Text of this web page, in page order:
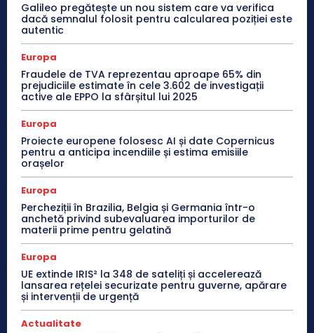
Galileo pregătește un nou sistem care va verifica
dacă semnalul folosit pentru calcularea poziției este
autentic
Europa
Fraudele de TVA reprezentau aproape 65% din
prejudiciile estimate în cele 3.602 de investigații
active ale EPPO la sfârșitul lui 2025
Europa
Proiecte europene folosesc AI și date Copernicus
pentru a anticipa incendiile și estima emisiile
orașelor
Europa
Percheziții în Brazilia, Belgia și Germania într-o
anchetă privind subevaluarea importurilor de
materii prime pentru gelatină
Europa
UE extinde IRIS² la 348 de sateliți și accelerează
lansarea rețelei securizate pentru guverne, apărare
și intervenții de urgență
Actualitate